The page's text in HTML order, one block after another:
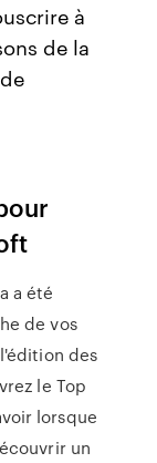
à
de la
a été
de vos
des
le Top
lorsque
un